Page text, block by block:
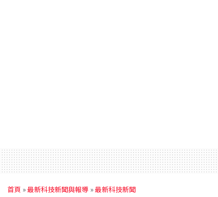
首頁 »最新科技新聞與報導 »最新科技新聞